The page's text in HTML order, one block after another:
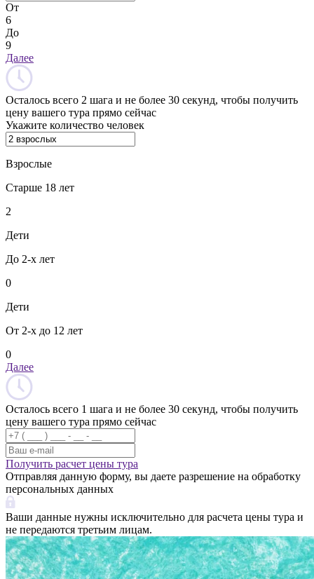
От
6
До
9
Далее
Осталось всего 2 шага и не более 30 секунд, чтобы получить
цену вашего тура прямо сейчас
Укажите количество человек
Взрослые
Старше 18 лет
2
Дети
До 2-х лет
0
Дети
От 2-х до 12 лет
0
Далее
Осталось всего 1 шага и не более 30 секунд, чтобы получить
цену вашего тура прямо сейчас
Получить расчет цены тура
Отправляя данную форму, вы даете разрешение на обработку
персональных данных
Ваши данные нужны исключительно для расчета цены тура и
не передаются третьим лицам.